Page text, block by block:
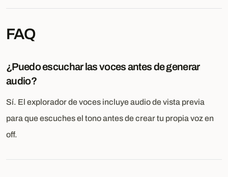
FAQ
¿Puedo escuchar las voces antes de generar
audio?
Sí. El explorador de voces incluye audio de vista previa
para que escuches el tono antes de crear tu propia voz en
off.